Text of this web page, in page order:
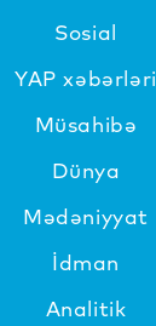
Sosial
YAP xəbərləri
Müsahibə
Dünya
Mədəniyyat
İdman
Analitik